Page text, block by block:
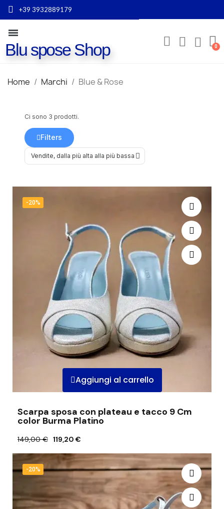
+39 3932889179
Blu spose Shop
Home Marchi Blue & Rose
Ci sono 3 prodotti.
Filters
-20%
Aggiungi al carrello
Scarpa sposa con plateau e tacco 9 Cm
color Burma Platino
149,00 € 119,20 €
-20%